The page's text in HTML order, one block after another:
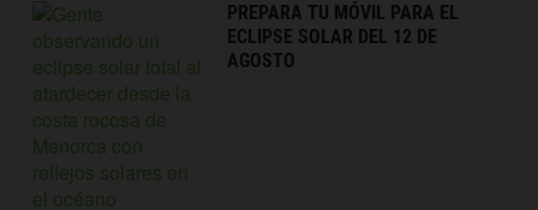
PREPARA TU MÓVIL PARA EL
ECLIPSE SOLAR DEL 12 DE
AGOSTO